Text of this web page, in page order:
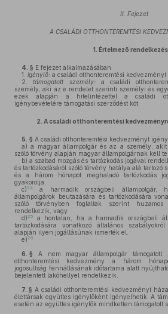
II. Fejezet
A CSALÁDI OTTHONTEREMTÉSI
1. Értelmező
4. § E fejezet alkalmazásában
1. igénylő: a családi otthonteremtési
2.
támogatott személy: a családi
személy, aki az e rendelet szerinti személyi és
ezek alapján a hitelintézettel a családi
igénybevételére támogatási szerződést köt.
2. A családi otthonteremtési
5. § A családi otthonteremtési kedvezményt
a) a magyar állampolgár és az a személy, akit
szóló törvény alapján magyar állampolgárnak kell
b) a szabad mozgás és tartózkodás jogával
és tartózkodásáról szóló törvény hatálya alá tartozó
és a három hónapot meghaladó tartózkodás
gyakorolja,
c) 24
a harmadik országbeli állampolgár,
állampolgárok beutazására és tartózkodására
szóló törvényben foglaltak szerint huzamos
rendelkezik, vagy
d) 25
a hontalan, ha a harmadik országbeli
tartózkodására vonatkozó általános
alapján ilyen jogállásúnak ismerték el.
e) 26
6. § A nem magyar állampolgár támogatott
otthonteremtési kedvezmény a három
jogosultság fennállásának időtartama alatt
bejelentett lakóhellyel rendelkezik.
7. § A családi otthonteremtési kedvezményt
élettársak együttes igénylőként igényelhetik. A
esetén az együttes igénylők mindketten támogatott